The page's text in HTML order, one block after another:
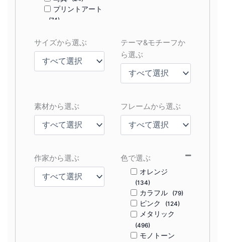
プリントアート
(74)
サイズから選ぶ
テーマ&モチーフか
ら選ぶ
素材から選ぶ フレームから選ぶ
作家から選ぶ 色で選ぶ
オレンジ
(134)
カラフル (79)
ピンク (124)
メタリック
(496)
モノトーン